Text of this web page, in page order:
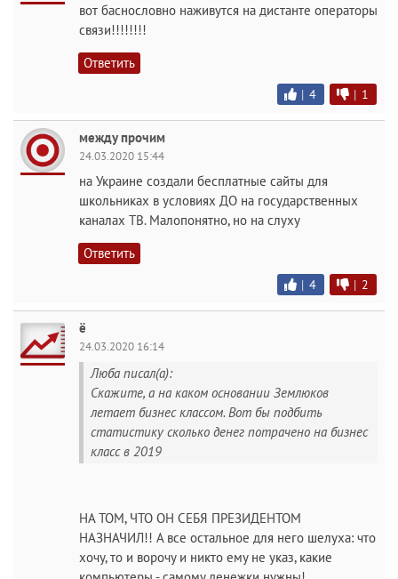
вот баснословно наживутся на дистанте операторы
связи!!!!!!!!
Ответить
| 4 | 1
между прочим
24.03.2020 15:44
на Украине создали бесплатные сайты для
школьниках в условиях ДО на государственных
каналах ТВ. Малопонятно, но на слуху
Ответить
| 4 | 2
ё
24.03.2020 16:14
Люба писал(а):
Скажите, а на каком основании Землюков
летает бизнес классом. Вот бы подбить
статистику сколько денег потрачено на бизнес
класс в 2019
НА ТОМ, ЧТО ОН СЕБЯ ПРЕЗИДЕНТОМ
НАЗНАЧИЛ!! А все остальное для него шелуха: что
хочу, то и ворочу и никто ему не указ, какие